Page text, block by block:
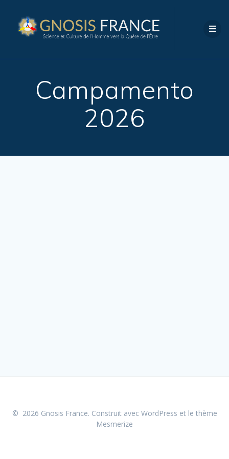
Campamento
2026
© 2026 Gnosis France. Construit avec WordPress et le thème
Mesmerize